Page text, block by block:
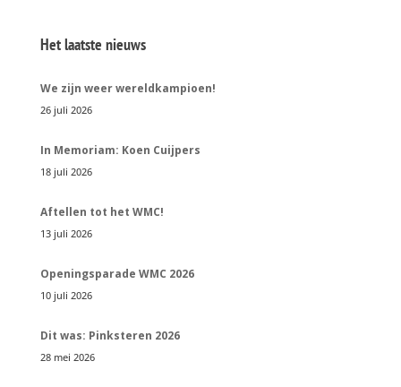
Het laatste nieuws
We zijn weer wereldkampioen!
26 juli 2026
In Memoriam: Koen Cuijpers
18 juli 2026
Aftellen tot het WMC!
13 juli 2026
Openingsparade WMC 2026
10 juli 2026
Dit was: Pinksteren 2026
28 mei 2026